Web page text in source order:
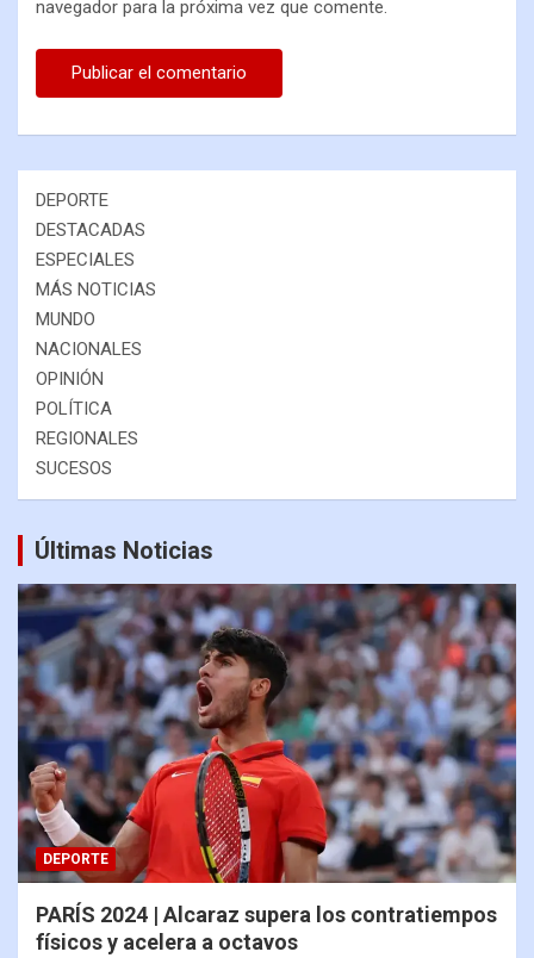
navegador para la próxima vez que comente.
DEPORTE
DESTACADAS
ESPECIALES
MÁS NOTICIAS
MUNDO
NACIONALES
OPINIÓN
POLÍTICA
REGIONALES
SUCESOS
Últimas Noticias
DEPORTE
PARÍS 2024 | Alcaraz supera los contratiempos
físicos y acelera a octavos